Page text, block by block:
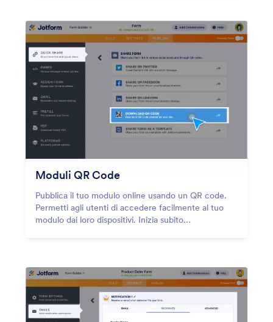
Moduli QR Code
Pubblica il tuo modulo online usando un QR code.
Permetti agli utenti di accedere facilmente al tuo
modulo dai loro dispositivi. Inizia subito